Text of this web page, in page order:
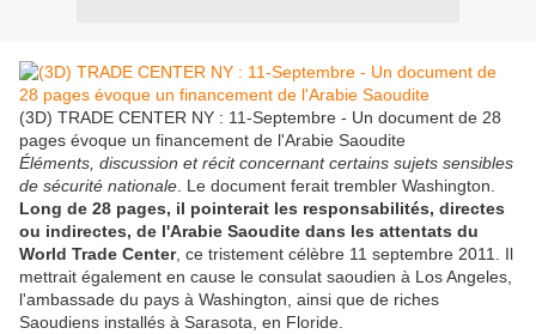
(3D) TRADE CENTER NY : 11-Septembre - Un document de 28
pages évoque un financement de l'Arabie Saoudite
Éléments, discussion et récit concernant certains sujets sensibles
de sécurité nationale . Le document ferait trembler Washington.
Long de 28 pages, il pointerait les responsabilités, directes
ou indirectes, de l'Arabie Saoudite dans les attentats du
World Trade Center, ce tristement célèbre 11 septembre 2011. Il
mettrait également en cause le consulat saoudien à Los Angeles,
l'ambassade du pays à Washington, ainsi que de riches
Saoudiens installés à Sarasota, en Floride.